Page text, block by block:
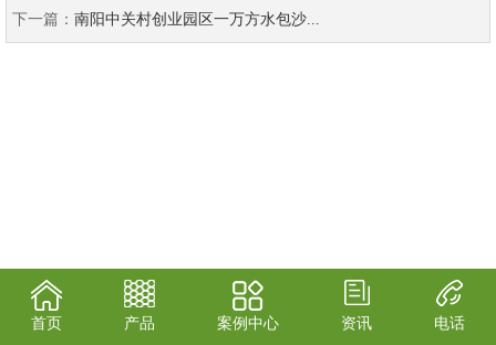
下一篇： 南阳中关村创业园区一万方水包沙...
首页 产品 案例中心 资讯 电话